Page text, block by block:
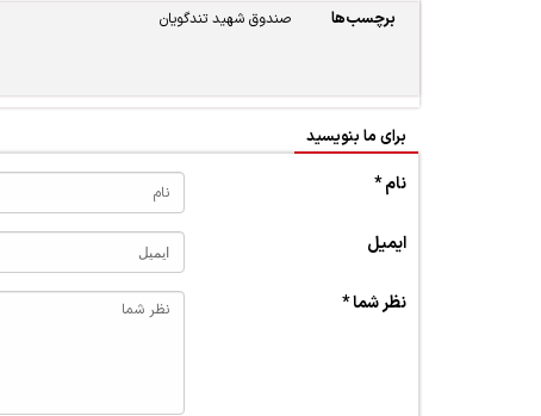
برچسب‌ها صندوق شهید تندگویان
برای ما بنویسید
نام *
ایمیل
نظر شما *